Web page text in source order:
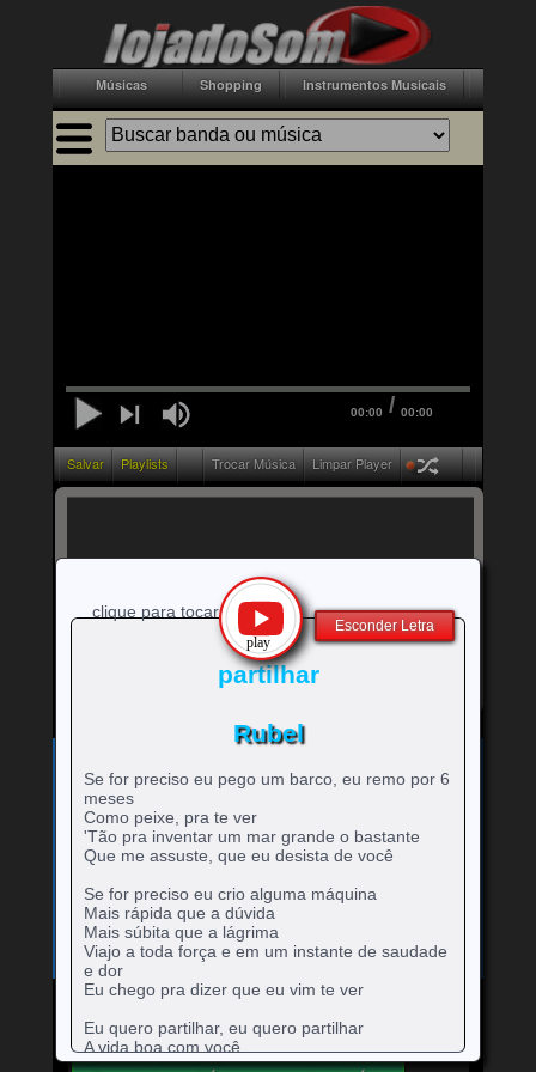
partilhar
Rubel
Se for preciso eu pego um barco, eu remo por 6
meses
Como peixe, pra te ver
'Tão pra inventar um mar grande o bastante
Que me assuste, que eu desista de você
Se for preciso eu crio alguma máquina
Mais rápida que a dúvida
Mais súbita que a lágrima
Viajo a toda força e em um instante de saudade
e dor
Eu chego pra dizer que eu vim te ver
Eu quero partilhar, eu quero partilhar
A vida boa com você
Que amor tão grande tem que ser vivido a todo
clique para tocar
Esconder Letra
Músicas Shopping Instrumentos Musicais
00:00 / 00:00
Salvar Playlists Trocar Música Limpar Player
letra
Bandas e cantores que começam com a Letra
0-9
-
artistas
números
Artistas
com
Brtistas
com
Crtistas
com
rtistas
com
rtistas
com
Frtistas
com
G
rtistas
I
rtistas
I
Jrtistas
J
Krtistas
K
L
rtistas
L
Mrtistas
M
Nrtistas
N
Ortistas
O
rtistas
com
R
rtistas
com
S
rtistas
com
T
rtistas
com
U
rtistas
com
V
rtistas
com
rtistas
Mande para o Facebook Mande para o Twitter